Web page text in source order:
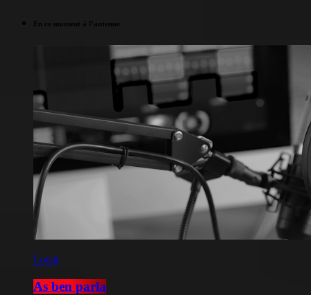
En ce moment à l’antenne
Local
As ben parla